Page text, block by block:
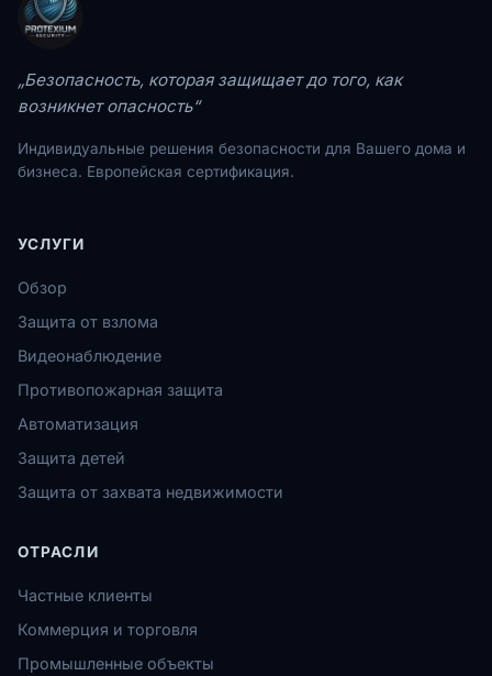
„Безопасность, которая защищает до того, как
возникнет опасность“
Индивидуальные решения безопасности для Вашего дома и
бизнеса. Европейская сертификация.
УСЛУГИ
Обзор
Защита от взлома
Видеонаблюдение
Противопожарная защита
Автоматизация
Защита детей
Защита от захвата недвижимости
ОТРАСЛИ
Частные клиенты
Коммерция и торговля
Промышленные объекты